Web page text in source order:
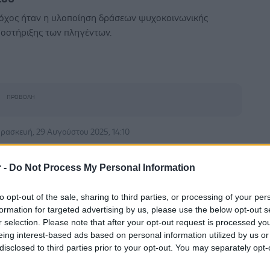
- Do Not Process My Personal Information
opt-out of the sale, sharing to third parties, or processing of your
for targeted advertising by us, please use the below opt-out
selection. Please note that after your opt-out request is processed
interest-based ads based on personal information utilized by us
to third parties prior to your opt-out. You may separately
ήταν η υλοποίηση δράσεων ψυχοκοινωνικής
των πληγέντων.
29 Αυγούστου 2025, 14:10
σαμαρείτες - διασώστες σε όλη την
καθημερινά σε τοπικό, εθνικό και διεθνές